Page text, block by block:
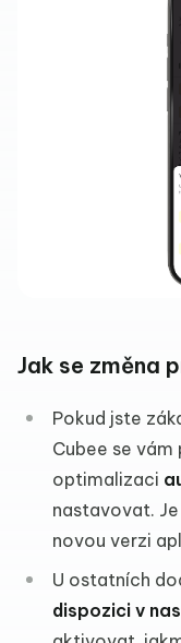
Jak se změna
Pokud jste
Cubee se vám
optimalizaci
nastavovat.
novou verzi
U ostatních
dispozici v